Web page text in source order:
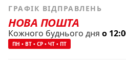
ГРАФІК ВІДПРАВЛЕНЬ
НОВА ПОШТА
Кожного буднього дня о
ПН • ВТ • СР • ЧТ • ПТ